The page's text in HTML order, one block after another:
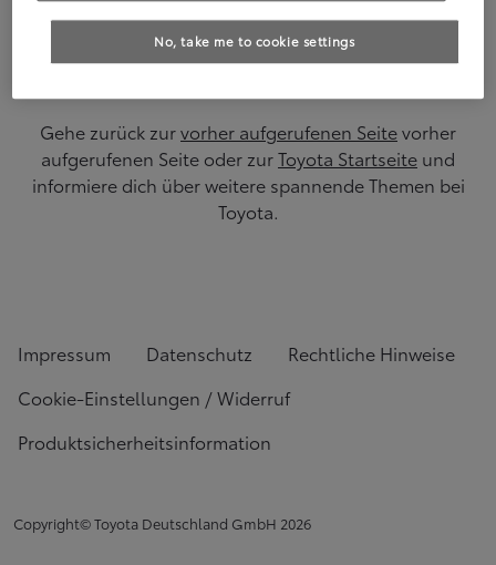
Die angeforderte Seite kann leider nicht gefunden
werden.
Gehe zurück zurvorher aufgerufenen Seitevorher
aufgerufenen Seite oder zurToyota Startseite und
informiere dich über weitere spannende Themen bei
Toyota.
Impressum Datenschutz
Rechtliche Hinweise
Cookie-Einstellungen / Widerruf
Produktsicherheitsinformation
Copyright© Toyota Deutschland GmbH 2026
No, take me to cookie settings